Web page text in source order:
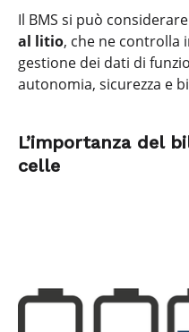
Il BMS si può
al litio, che ne controlla
gestione dei dati di
autonomia, sicurezza e
L’importanza del
celle